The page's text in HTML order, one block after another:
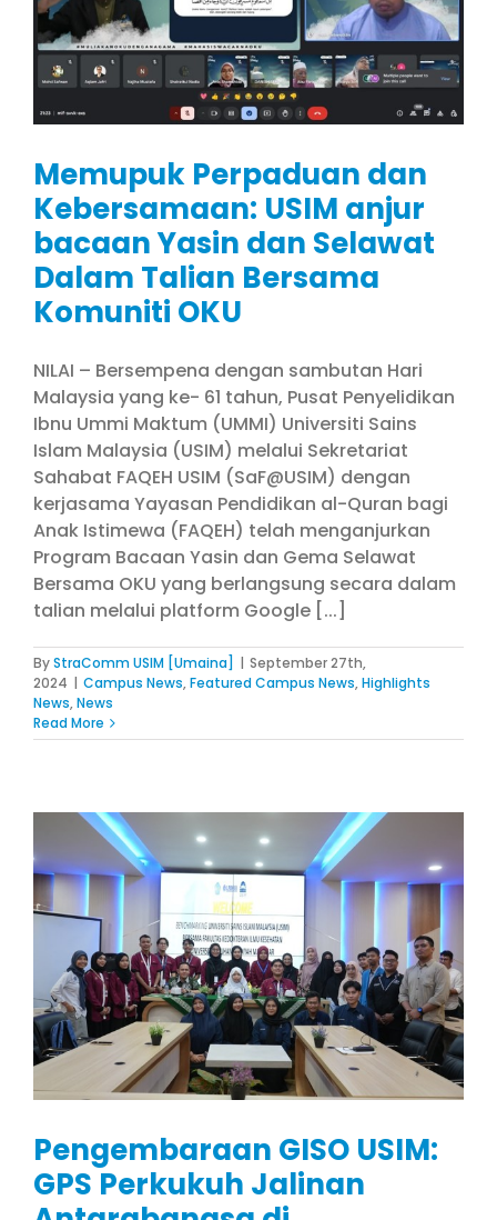
Memupuk Perpaduan dan
Kebersamaan: USIM anjur
bacaan Yasin dan Selawat
Dalam Talian Bersama
Komuniti OKU
NILAI – Bersempena dengan sambutan Hari
Malaysia yang ke- 61 tahun, Pusat Penyelidikan
Ibnu Ummi Maktum (UMMI) Universiti Sains
Islam Malaysia (USIM) melalui Sekretariat
Sahabat FAQEH USIM (SaF@USIM) dengan
kerjasama Yayasan Pendidikan al-Quran bagi
Anak Istimewa (FAQEH) telah menganjurkan
Program Bacaan Yasin dan Gema Selawat
Bersama OKU yang berlangsung secara dalam
talian melalui platform Google [...]
ByStraComm USIM [Umaina] | September 27th,
2024 | Campus News,Featured Campus News,Highlights
News,News
Read More
Pengembaraan GISO USIM:
GPS Perkukuh Jalinan